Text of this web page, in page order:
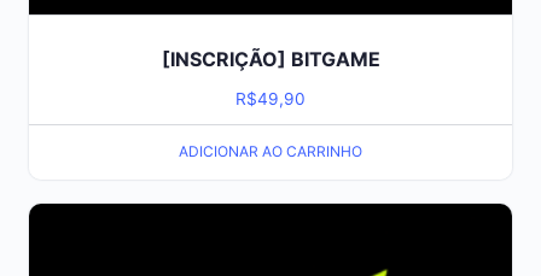
[INSCRIÇÃO] BITGAME
R$49,90
ADICIONAR AO CARRINHO